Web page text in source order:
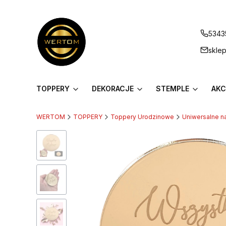
TOPPERY DEKORACJE STEMPLE
WERTOM TOPPERY Toppery Urodzinowe Uniwersalne